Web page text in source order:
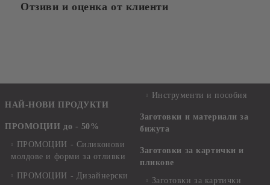
Отзиви и оценка от клиенти
НАЙ-НОВИ ПРОДУКТИ
ПРОМОЦИИ до - 50%
ПРОМОЦИИ - Силиконови
молдове и форми за отливки
ПРОМОЦИИ - Дизайнерски
Инструменти и пособия
Заготовки и материали за
бижута
Заготовки за картички и
пликове
Заготовки за картички